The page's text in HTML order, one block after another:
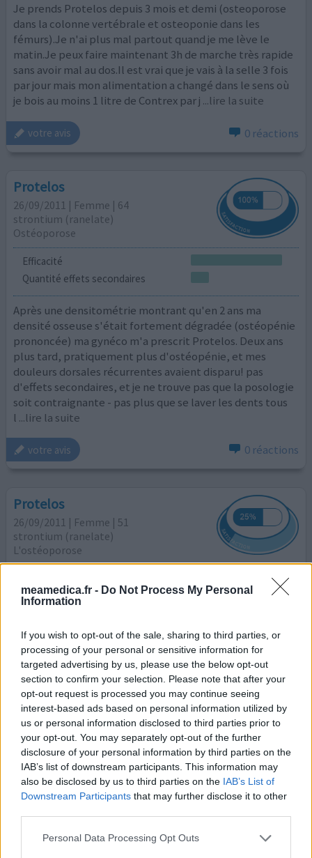
meamedica.fr - Do Not Process My Personal
Information
If you wish to opt-out of the sale, sharing to third parties, or
processing of your personal or sensitive information for
targeted advertising by us, please use the below opt-out
section to confirm your selection. Please note that after your
opt-out request is processed you may continue seeing
interest-based ads based on personal information utilized by
us or personal information disclosed to third parties prior to
your opt-out. You may separately opt-out of the further
disclosure of your personal information by third parties on the
IAB’s list of downstream participants. This information may
also be disclosed by us to third parties on the IAB’s List of
Downstream Participants that may further disclose it to other
Personal Data Processing Opt Outs
Je prends Protelos depuis 3 mois et demi (osteoporose
dans la colonne vertébrale et osteoponie dans les
fémurs).Je n'ai plus mal partout quand je me lève le
matin.Je peux faire maintenant 3h de marche très rapide
sans avoir mal au dos.Il est vrai que je vais à la selle 3 fois
par jour mais mon alimentation a changé dans le sens où
je bois au moins 1 litre de Contrex par j ...lire la suite
votre avis 0 réactions
Protelos
26/09/2011 | Femme | 64
strontium (ranelate)
Ostéoporose
Efficacité
Quantité effets secondaires
Après une densitométrie montrant qu'en 2 ans ma
densité osseuse s'était fortement dégradée (ostéopénie
prononcée) ma gynéco m'a prescrit Protelos. Deux ans
plus tard, pratiquement plus d'ostéopénie, et mes
douleurs dorsales récurrentes avaient disparu! pas
d'effets secondaires, et je ne trouve pas que la posologie
soit contraignante - pas plus que se laver les dents tous
l ...lire la suite
votre avis 0 réactions
Protelos
26/09/2011 | Femme | 51
strontium (ranelate)
L'ostéoporose
Quantité effets secondaires
ostéoporose bien avancée, au bout de 10 jours j'ai
commencé à avoir des vertiges, perte d'équilibre, très
mal dans les jambes et muscles. des crampes la nuit dans
les mollets. J'ai mis tout ça sur le compte du surmenage
(commerçante). j'ai continué jusqu'au 22/09/2011 à le
prendre et avec les mêmes effets. J'ai contacté ma ...lire
la suite
votre avis 0 réactions
Protelos
23/09/2011 | Femme | 75